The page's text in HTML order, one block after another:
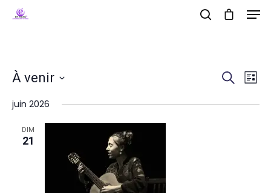
Hit enter to search or ESC to close
et
Recherche
Liste
À venir
date.
juin 2026
DIM
21